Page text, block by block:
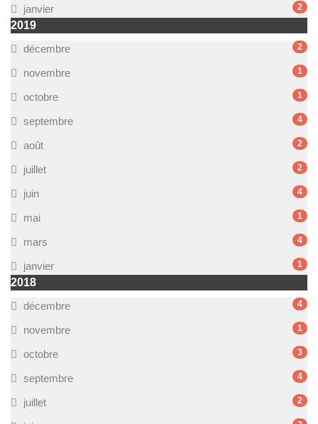
janvier 2
2019
décembre
2
novembre 1
octobre 1
septembre 4
août 2
juillet 2
juin 4
mai 1
mars 4
janvier 1
2018
décembre
4
novembre 1
octobre 3
septembre 4
juillet 2